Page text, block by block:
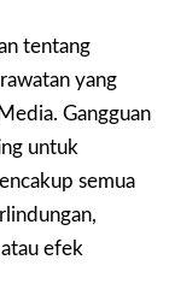
tentang
yang
Gangguan
untuk
semua
efek